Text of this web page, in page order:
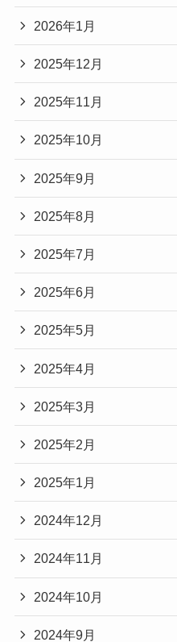
2026年1月
2025年12月
2025年11月
2025年10月
2025年9月
2025年8月
2025年7月
2025年6月
2025年5月
2025年4月
2025年3月
2025年2月
2025年1月
2024年12月
2024年11月
2024年10月
2024年9月